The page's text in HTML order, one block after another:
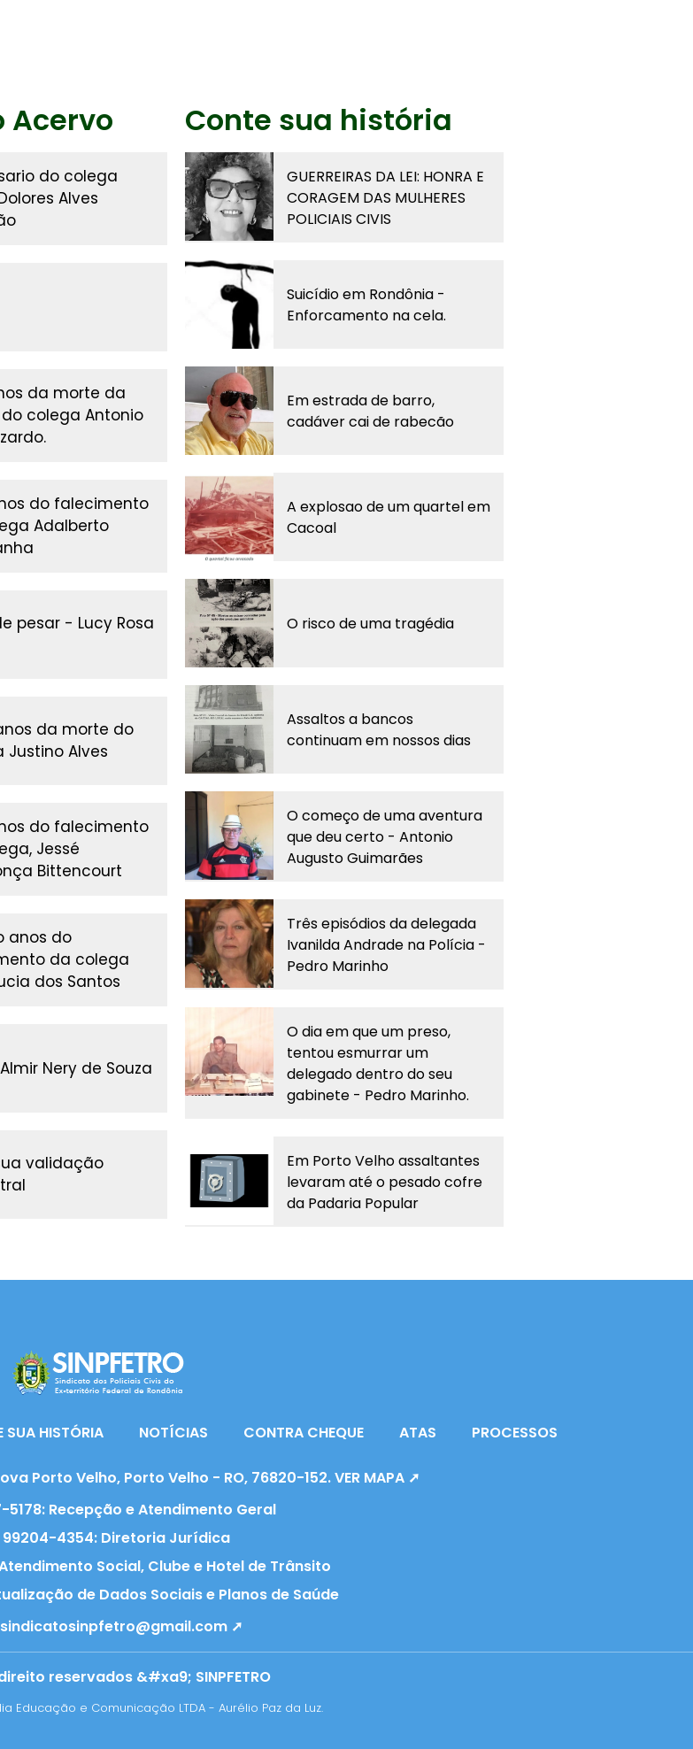
Acervo
do colega
Alves
da morte da
colega Antonio
do falecimento
Adalberto
pesar - Lucy Rosa
da morte do
Justino Alves
do falecimento
Jessé
Bittencourt
anos do
da colega
dos Santos
Nery de Souza
validação
Conte sua história
GUERREIRAS DA LEI: HONRA E
CORAGEM DAS MULHERES
POLICIAIS CIVIS
Suicídio em Rondônia -
Enforcamento na cela.
Em estrada de barro,
cadáver cai de rabecão
A explosao de um quartel em
Cacoal
O risco de uma tragédia
Assaltos a bancos
continuam em nossos dias
O começo de uma aventura
que deu certo - Antonio
Augusto Guimarães
Três episódios da delegada
Ivanilda Andrade na Polícia -
Pedro Marinho
O dia em que um preso,
tentou esmurrar um
delegado dentro do seu
gabinete - Pedro Marinho.
Em Porto Velho assaltantes
levaram até o pesado cofre
da Padaria Popular
SUA HISTÓRIA NOTÍCIAS CONTRA CHEQUE ATAS PROCESSOS
Porto Velho, Porto Velho - RO, 76820-152. VER MAPA ➚
5178: Recepção e Atendimento Geral
4354: Diretoria Jurídica
Social, Clube e Hotel de Trânsito
de Dados Sociais e Planos de Saúde
sindicatosinpfetro@gmail.com ➚
reservados &#xa9; SINPFETRO
Educação e Comunicação LTDA - Aurélio Paz da Luz.